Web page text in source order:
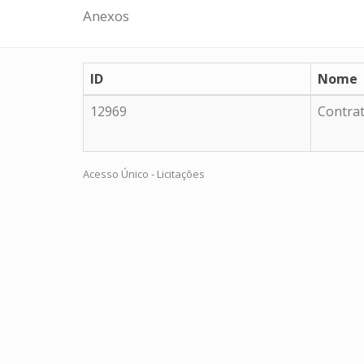
Anexos
ID Nome
12969
Acesso Único - Licitações